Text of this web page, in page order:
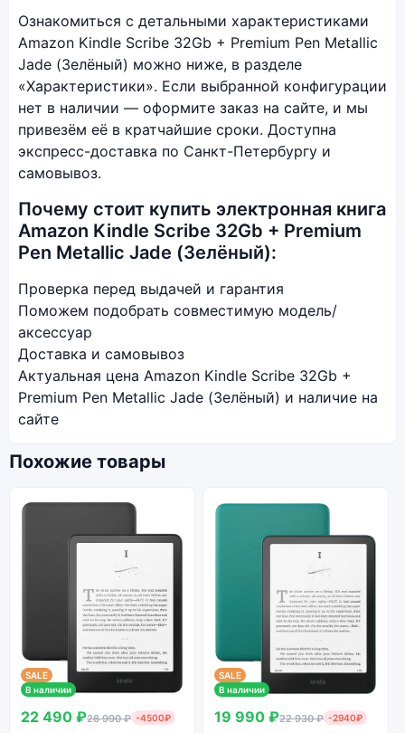
Ознакомиться с детальными характеристиками
Amazon Kindle Scribe 32Gb + Premium Pen Metallic
Jade (Зелёный) можно ниже, в разделе
«Характеристики». Если выбранной конфигурации
нет в наличии — оформите заказ на сайте, и мы
привезём её в кратчайшие сроки. Доступна
экспресс-доставка по Санкт-Петербургу и
самовывоз.
Почему стоит купить электронная книга
Amazon Kindle Scribe 32Gb + Premium
Pen Metallic Jade (Зелёный):
Проверка перед выдачей и гарантия
Поможем подобрать совместимую модель/
аксессуар
Доставка и самовывоз
Актуальная цена Amazon Kindle Scribe 32Gb +
Premium Pen Metallic Jade (Зелёный) и наличие на
сайте
Похожие товары
SALE
В наличии
22 490 ₽26 990 ₽ -4500₽
SALE
В наличии
19 990 ₽22 930 ₽ -2940₽